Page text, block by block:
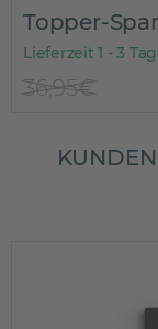
Topper-
Lieferzeit 1 - 3
36,95€